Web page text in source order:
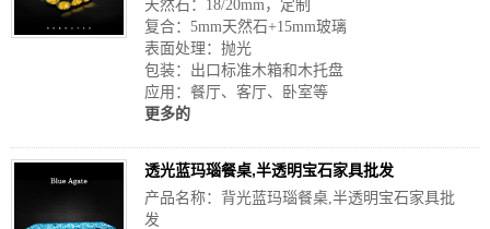
天然石：18/20mm，定制
复合：5mm天然石+15mm玻璃
表面处理：抛光
包装：出口标准木箱和木托盘
应用：餐厅、客厅、卧室等
更多的
透光蓝玛瑙餐桌,半透明宝石家具批发
产品名称：背光蓝玛瑙餐桌,半透明宝石家具批
发